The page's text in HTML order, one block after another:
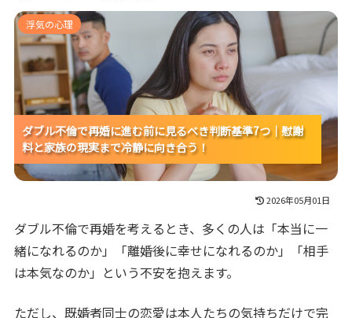
ダブル不倫で再婚に進む前に見るべき判断基準7つ｜慰
謝料と家族の現実まで冷静に向き合う！
ダブル不倫で再婚に進む前に見るべき判断基準7つ｜慰謝
料と家族の現実まで冷静に向き合う！
ダブル不倫で再婚に進む前に見るべき判断基準7つ｜慰謝
料と家族の現実まで冷静に向き合う！
ダブル不倫で再婚に進む前に見るべき判断基準7つ｜慰謝
料と家族の現実まで冷静に向き合う！
浮気の心理
2026年05月01日
ダブル不倫で再婚を考えるとき、多くの人は「本当に一
緒になれるのか」「離婚後に幸せになれるのか」「相手
は本気なのか」という不安を抱えます。
ただし、既婚者同士の恋愛は本人たちの気持ちだけで完